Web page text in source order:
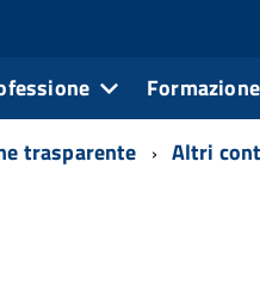
Formazione
trasparente Altri